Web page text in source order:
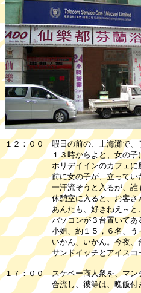
１２：００ 暇日の前の、上海灘で、
１３時からよと、女の子に言わ
ホリデイインのカフェに座って
前に女の子が、立っていたので
一汗流そうと入るが、誰もいな
休憩室に入ると、お客さん５、６
あんたも、好きねえ～と、
パソコンが３台置いてある、左
小姐、約１５，６名、う～
いかん、いかん。今夜、合流す
サンドイッチとアイスコーヒー
１７：００ スケベー商人衆を、マン
合流し、彼等は、晩飯付きツア